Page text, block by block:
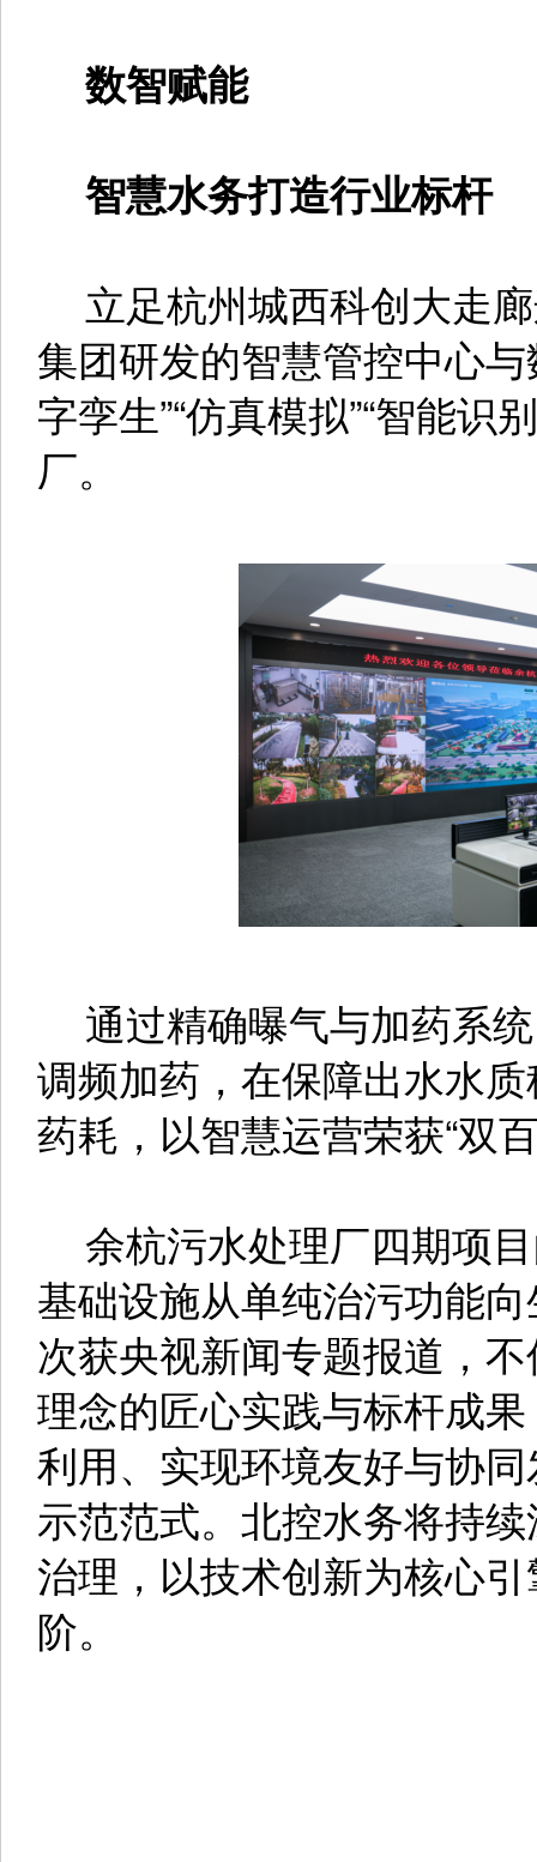
数智赋能
智慧水务打造行业标杆
立足杭州城西科创大走
集团研发的智慧管控中心
字孪生”“仿真模拟”“智能识
厂。
通过精确曝气与加药系
调频加药，在保障出水水
药耗，以智慧运营荣获“双
余杭污水处理厂四期项
基础设施从单纯治污功能
次获央视新闻专题报道，
理念的匠心实践与标杆成
利用、实现环境友好与协
示范范式。北控水务将持
治理，以技术创新为核心
阶。